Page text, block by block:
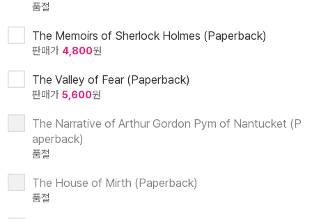
품절
The Memoirs of Sherlock Holmes (Paperback)
판매가 4,800원
The Valley of Fear (Paperback)
판매가 5,600원
The Narrative of Arthur Gordon Pym of Nantucket (P
aperback)
품절
The House of Mirth (Paperback)
품절